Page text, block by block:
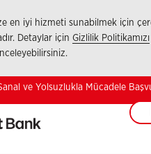
en iyi hizmeti sunabilmek için
Detaylar için Gizlilik Politikamızı
ve Yolsuzlukla Mücadele